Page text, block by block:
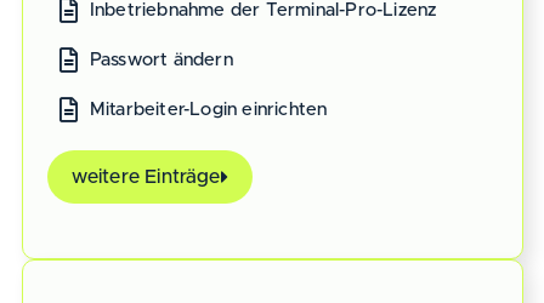
Inbetriebnahme der Terminal-Pro-Lizenz
Passwort ändern
Mitarbeiter-Login einrichten
weitere Einträge